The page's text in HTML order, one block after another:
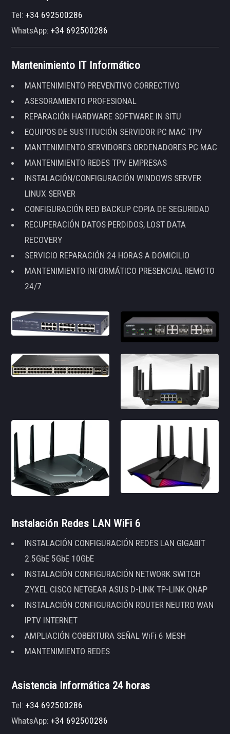
Tel:+34 692500286
WhatsApp:+34 692500286
Mantenimiento IT Informático
MANTENIMIENTO PREVENTIVO CORRECTIVO
ASESORAMIENTO PROFESIONAL
REPARACIÓN HARDWARE SOFTWARE IN SITU
EQUIPOS DE SUSTITUCIÓN SERVIDOR PC MAC TPV
MANTENIMIENTO SERVIDORES ORDENADORES PC MAC
MANTENIMIENTO REDES TPV EMPRESAS
INSTALACIÓN/CONFIGURACIÓN WINDOWS SERVER
LINUX SERVER
CONFIGURACIÓN RED BACKUP COPIA DE SEGURIDAD
RECUPERACIÓN DATOS PERDIDOS, LOST DATA
RECOVERY
SERVICIO REPARACIÓN 24 HORAS A DOMICILIO
MANTENIMIENTO INFORMÁTICO PRESENCIAL REMOTO
24/7
Instalación Redes LAN WiFi 6
INSTALACIÓN CONFIGURACIÓN REDES LAN GIGABIT
2.5GbE 5GbE 10GbE
INSTALACIÓN CONFIGURACIÓN NETWORK SWITCH
ZYXEL CISCO NETGEAR ASUS D-LINK TP-LINK QNAP
INSTALACIÓN CONFIGURACIÓN ROUTER NEUTRO WAN
IPTV INTERNET
AMPLIACIÓN COBERTURA SEÑAL WiFi 6 MESH
MANTENIMIENTO REDES
Asistencia Informática 24 horas
Tel:+34 692500286
WhatsApp:+34 692500286